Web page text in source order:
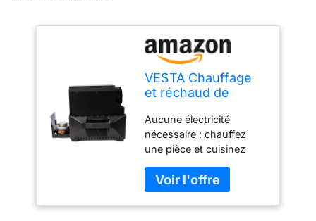
VESTA Chauffage
et réchaud de
alimenté (compact,
hors réseau,
d'urgence)
Aucune électricité
nécessaire : chauffez
une pièce et cuisinez
contenir jusqu'à 3
conserves de chaleur (le
poêle Insta-Fire Vesta